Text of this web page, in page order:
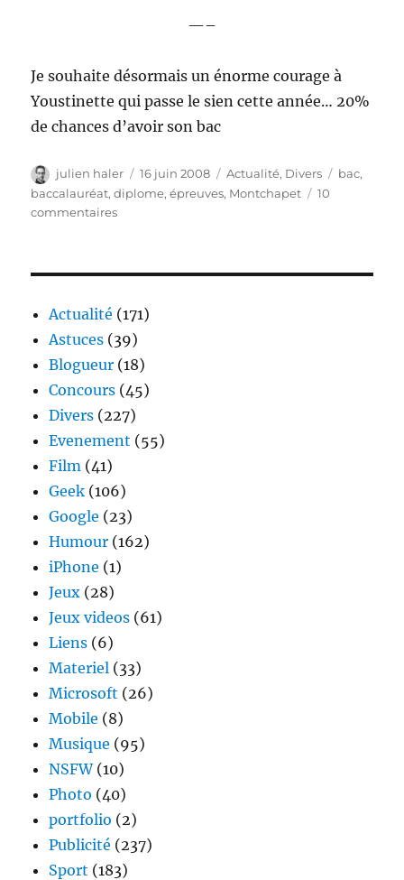
—–
Je souhaite désormais un énorme courage à
Youstinette qui passe le sien cette année… 20%
de chances d’avoir son bac
Auteur
julien haler
Publié
le
16 juin 2008 Catégories
Actualité, Divers Étiquettes
bac,
baccalauréat,diplome,épreuves, Montchapet
10
commentairessur
Actualité (171)
Astuces (39)
Blogueur (18)
Concours (45)
Divers (227)
Evenement (55)
Film (41)
Geek (106)
Google (23)
Humour (162)
iPhone (1)
Jeux (28)
Jeux videos (61)
Liens (6)
Materiel (33)
Microsoft (26)
Mobile (8)
Musique (95)
NSFW(10)
Photo (40)
portfolio (2)
Publicité (237)
Sport (183)